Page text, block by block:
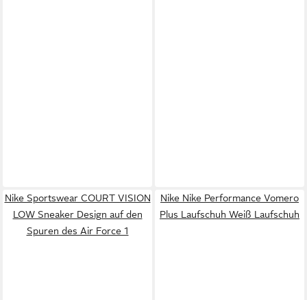
Nike Sportswear COURT VISION
LOW Sneaker Design auf den
Spuren des Air Force 1
Nike Nike Performance Vomero
Plus Laufschuh Weiß Laufschuh